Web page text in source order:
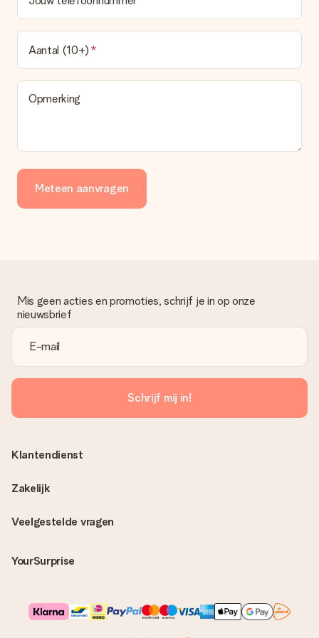
Aantal (10+)
Opmerking
Meteen aanvragen
Mis geen acties en promoties, schrijf je in op onze
nieuwsbrief
Schrijf mij in!
Veelgestelde vragen
YourSurprise
Klantendienst
Zakelijk